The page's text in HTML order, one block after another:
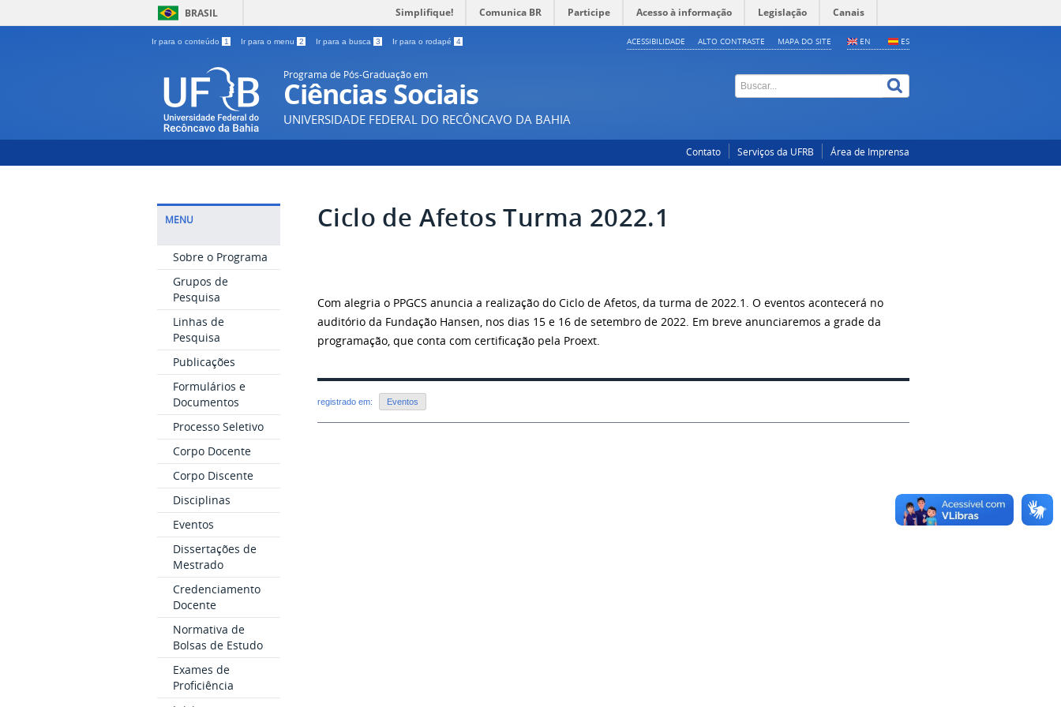
BRASIL Simplifique! Comunica BR Participe Acesso à informação Legislação Canais
Ir para o conteúdo 1 Ir para o menu 2 Ir para a busca 3 Ir para o rodapé 4 EN ES
ACESSIBILIDADE ALTO CONTRASTE MAPA DO SITE
Programa de Pós-Graduação em
Ciências Sociais
UNIVERSIDADE FEDERAL DO RECÔNCAVO DA BAHIA
Contato Serviços da UFRB Área de Imprensa
MENU
Sobre o Programa
Grupos de
Pesquisa
Linhas de
Pesquisa
Publicações
Formulários e
Documentos
Processo Seletivo
Corpo Docente
Corpo Discente
Disciplinas
Eventos
Dissertações de
Mestrado
Credenciamento
Docente
Normativa de
Bolsas de Estudo
Exames de
Proficiência
Ciclo de Afetos Turma 2022.1
Com alegria o PPGCS anuncia a realização do Ciclo de Afetos, da turma de 2022.1. O eventos acontecerá no
auditório da Fundação Hansen, nos dias 15 e 16 de setembro de 2022. Em breve anunciaremos a grade da
programação, que conta com certificação pela Proext.
registrado em: Eventos